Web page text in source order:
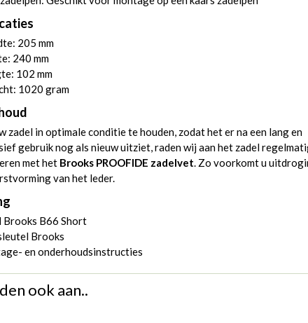
205 mm
240 mm
102 mm
1020 gram
zadel in optimale conditie te houden, zodat het er na een lang en
gebruik nog als nieuw uitziet, raden wij aan het zadel
met het Brooks PROOFIDE zadelvet. Zo voorkomt u
van het leder.
Brooks B66 Short
Brooks
en onderhoudsinstructies
ook aan..